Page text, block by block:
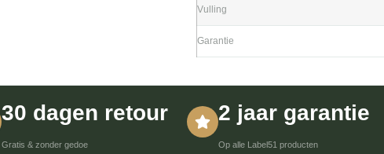
Vulling
Garantie
30 dagen retour
Gratis & zonder gedoe
2 jaar garantie
Op alle Label51 producten